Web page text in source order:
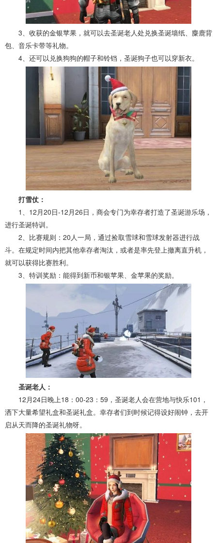
3、收获的金银苹果，就可以去圣诞老人处兑换圣诞墙纸、麋鹿背
包、音乐卡带等礼物。
4、还可以兑换狗狗的帽子和铃铛，圣诞狗子也可以穿新衣。
打雪仗：
1、12月20日-12月26日，商会专门为幸存者打造了圣诞游乐场，
进行圣诞特训。
2、比赛规则：20人一局，通过捡取雪球和雪球发射器进行战
斗。在规定时间内把其他幸存者淘汰，或者是率先登上撤离直升机，
就可以获得比赛胜利。
3、特训奖励：能得到新币和银苹果、金苹果的奖励。
圣诞老人：
12月24日晚上18：00-23：59，圣诞老人会在营地与快乐101，
洒下大量希望礼盒和圣诞礼盒。幸存者们到时候记得设好闹钟，去开
启从天而降的圣诞礼物呀。